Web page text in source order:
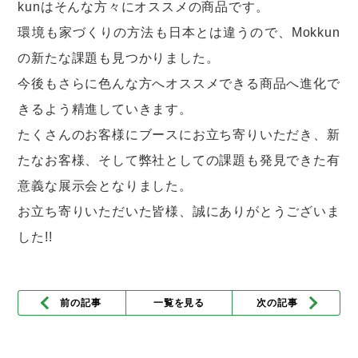
kunはそんな方々にオススメの商品です。
環境も家づくりの方法も日本とは違うので、Mokkun
の新たな課題も見つかりました。
今後もさらに色んな方へオススメできる商品へ進化で
きるよう精進していきます。
たくさんのお客様にブースにお立ち寄りいただき、新
たなお客様、そして弊社としての課題も発見できた有
意義な展示会となりました。
お立ち寄りいただいた皆様、誠にありがとうございま
した!!
前の記事 次の記事
一覧を見る